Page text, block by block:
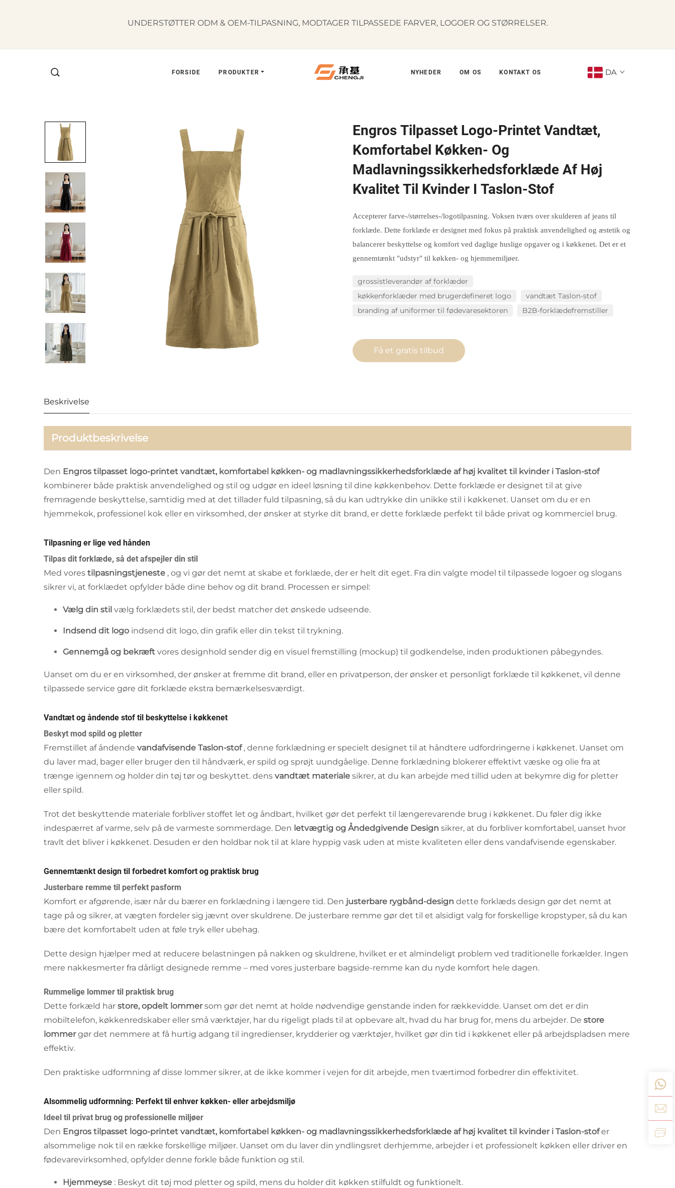
UNDERSTØTTER ODM & OEM-TILPASNING, MODTAGER TILPASSEDE FARVER, LOGOER OG STØRRELSER.
FORSIDE PRODUKTER NYHEDER OM OS KONTAKT OS DA
Engros Tilpasset Logo-Printet Vandtæt,
Komfortabel Køkken- Og
Madlavningssikkerhedsforklæde Af Høj
Kvalitet Til Kvinder I Taslon-Stof
Accepterer farve-/størrelses-/logotilpasning. Voksen tværs over skulderen af jeans til
forklæde. Dette forklæde er designet med fokus på praktisk anvendelighed og æstetik og
balancerer beskyttelse og komfort ved daglige huslige opgaver og i køkkenet. Det er et
gennemtænkt "udstyr" til køkken- og hjemmemiljøer.
grossistleverandør af forklæder
køkkenforklæder med brugerdefineret logo
vandtæt Taslon-stof
branding af uniformer til fødevaresektoren
B2B-forklædefremstiller
Få et gratis tilbud
Beskrivelse
Produktbeskrivelse
Den Engros tilpasset logo-printet vandtæt, komfortabel køkken- og madlavningssikkerhedsforklæde af høj kvalitet til kvinder i Taslon-stof
kombinerer både praktisk anvendelighed og stil og udgør en ideel løsning til dine køkkenbehov. Dette forklæde er designet til at give
fremragende beskyttelse, samtidig med at det tillader fuld tilpasning, så du kan udtrykke din unikke stil i køkkenet. Uanset om du er en
hjemmekok, professionel kok eller en virksomhed, der ønsker at styrke dit brand, er dette forklæde perfekt til både privat og kommerciel brug.
Tilpasning er lige ved hånden
Tilpas dit forklæde, så det afspejler din stil
Med vores tilpasningstjeneste , og vi gør det nemt at skabe et forklæde, der er helt dit eget. Fra din valgte model til tilpassede logoer og slogans
sikrer vi, at forklædet opfylder både dine behov og dit brand. Processen er simpel:
Vælg din stil vælg forklædets stil, der bedst matcher det ønskede udseende.
Indsend dit logo indsend dit logo, din grafik eller din tekst til trykning.
Gennemgå og bekræft vores designhold sender dig en visuel fremstilling (mockup) til godkendelse, inden produktionen påbegyndes.
Uanset om du er en virksomhed, der ønsker at fremme dit brand, eller en privatperson, der ønsker et personligt forklæde til køkkenet, vil denne
tilpassede service gøre dit forklæde ekstra bemærkelsesværdigt.
Vandtæt og åndende stof til beskyttelse i køkkenet
Beskyt mod spild og pletter
Fremstillet af åndende vandafvisende Taslon-stof, denne forklædning er specielt designet til at håndtere udfordringerne i køkkenet. Uanset om
du laver mad, bager eller bruger den til håndværk, er spild og sprøjt uundgåelige. Denne forklædning blokerer effektivt væske og olie fra at
trænge igennem og holder din tøj tør og beskyttet. dens vandtæt materiale sikrer, at du kan arbejde med tillid uden at bekymre dig for pletter
eller spild.
Trot det beskyttende materiale forbliver stoffet let og åndbart, hvilket gør det perfekt til længerevarende brug i køkkenet. Du føler dig ikke
indespærret af varme, selv på de varmeste sommerdage. Den letvægtig og Åndedgivende Design sikrer, at du forbliver komfortabel, uanset hvor
travlt det bliver i køkkenet. Desuden er den holdbar nok til at klare hyppig vask uden at miste kvaliteten eller dens vandafvisende egenskaber.
Gennemtænkt design til forbedret komfort og praktisk brug
Justerbare remme til perfekt pasform
Komfort er afgørende, især når du bærer en forklædning i længere tid. Den justerbare rygbånd-design dette forklæds design gør det nemt at
tage på og sikrer, at vægten fordeler sig jævnt over skuldrene. De justerbare remme gør det til et alsidigt valg for forskellige kropstyper, så du kan
bære det komfortabelt uden at føle tryk eller ubehag.
Dette design hjælper med at reducere belastningen på nakken og skuldrene, hvilket er et almindeligt problem ved traditionelle forkælder. Ingen
mere nakkesmerter fra dårligt designede remme – med vores justerbare bagside-remme kan du nyde komfort hele dagen.
Rummelige lommer til praktisk brug
Dette forkæld har store, opdelt lommersom gør det nemt at holde nødvendige genstande inden for rækkevidde. Uanset om det er din
mobiltelefon, køkkenredskaber eller små værktøjer, har du rigeligt plads til at opbevare alt, hvad du har brug for, mens du arbejder. De store
lommergør det nemmere at få hurtig adgang til ingredienser, krydderier og værktøjer, hvilket gør din tid i køkkenet eller på arbejdspladsen mere
effektiv.
Den praktiske udformning af disse lommer sikrer, at de ikke kommer i vejen for dit arbejde, men tværtimod forbedrer din effektivitet.
Alsommelig udformning: Perfekt til enhver køkken- eller arbejdsmiljø
Ideel til privat brug og professionelle miljøer
Den Engros tilpasset logo-printet vandtæt, komfortabel køkken- og madlavningssikkerhedsforklæde af høj kvalitet til kvinder i Taslon-stofer
alsommelige nok til en række forskellige miljøer. Uanset om du laver din yndlingsret derhjemme, arbejder i et professionelt køkken eller driver en
fødevarevirksomhed, opfylder denne forkle både funktion og stil.
Hjemmeyse : Beskyt dit tøj mod pletter og spild, mens du holder dit køkken stilfuldt og funktionelt.